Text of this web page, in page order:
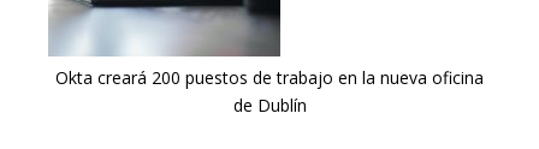
Okta creará 200 puestos de trabajo en la nueva oficina
de Dublín